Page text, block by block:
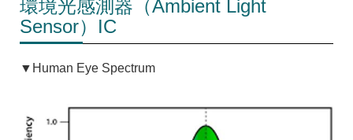
環境光感測器（Ambient Light
Sensor）IC
▼Human Eye Spectrum